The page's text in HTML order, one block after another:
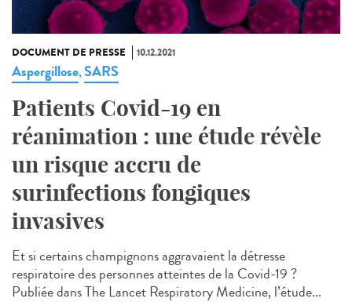
DOCUMENT DE PRESSE 10.12.2021
Aspergillose,SARS
Patients Covid-19 en
réanimation : une étude révèle
un risque accru de
surinfections fongiques
invasives
Et si certains champignons aggravaient la détresse
respiratoire des personnes atteintes de la Covid-19 ?
Publiée dans The Lancet Respiratory Medicine, l’étude...